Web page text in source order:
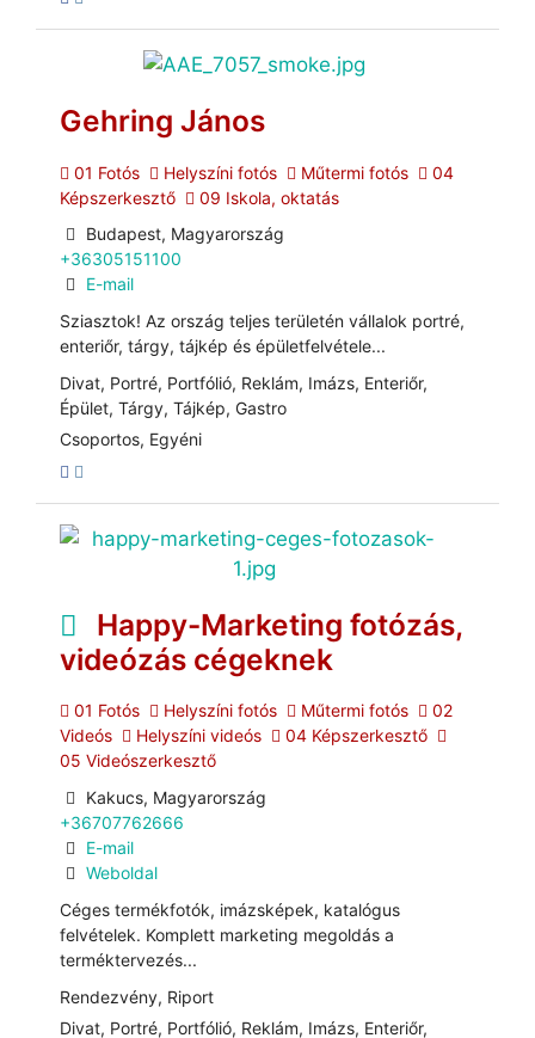
Gehring János
01 Fotós Helyszíni fotós Műtermi fotós
04
Képszerkesztő
09 Iskola, oktatás
Budapest, Magyarország
+36305151100
E-mail
Sziasztok! Az ország teljes területén vállalok portré,
enteriőr, tárgy, tájkép és épületfelvétele...
Divat, Portré, Portfólió, Reklám, Imázs, Enteriőr,
Épület, Tárgy, Tájkép, Gastro
Csoportos, Egyéni
Happy-Marketing fotózás,
videózás cégeknek
01 Fotós Helyszíni fotós Műtermi fotós
02
Videós
Helyszíni videós
04 Képszerkesztő
05 Videószerkesztő
Kakucs, Magyarország
+36707762666
E-mail
Weboldal
Céges termékfotók, imázsképek, katalógus
felvételek. Komplett marketing megoldás a
terméktervezés...
Rendezvény, Riport
Divat, Portré, Portfólió, Reklám, Imázs, Enteriőr,